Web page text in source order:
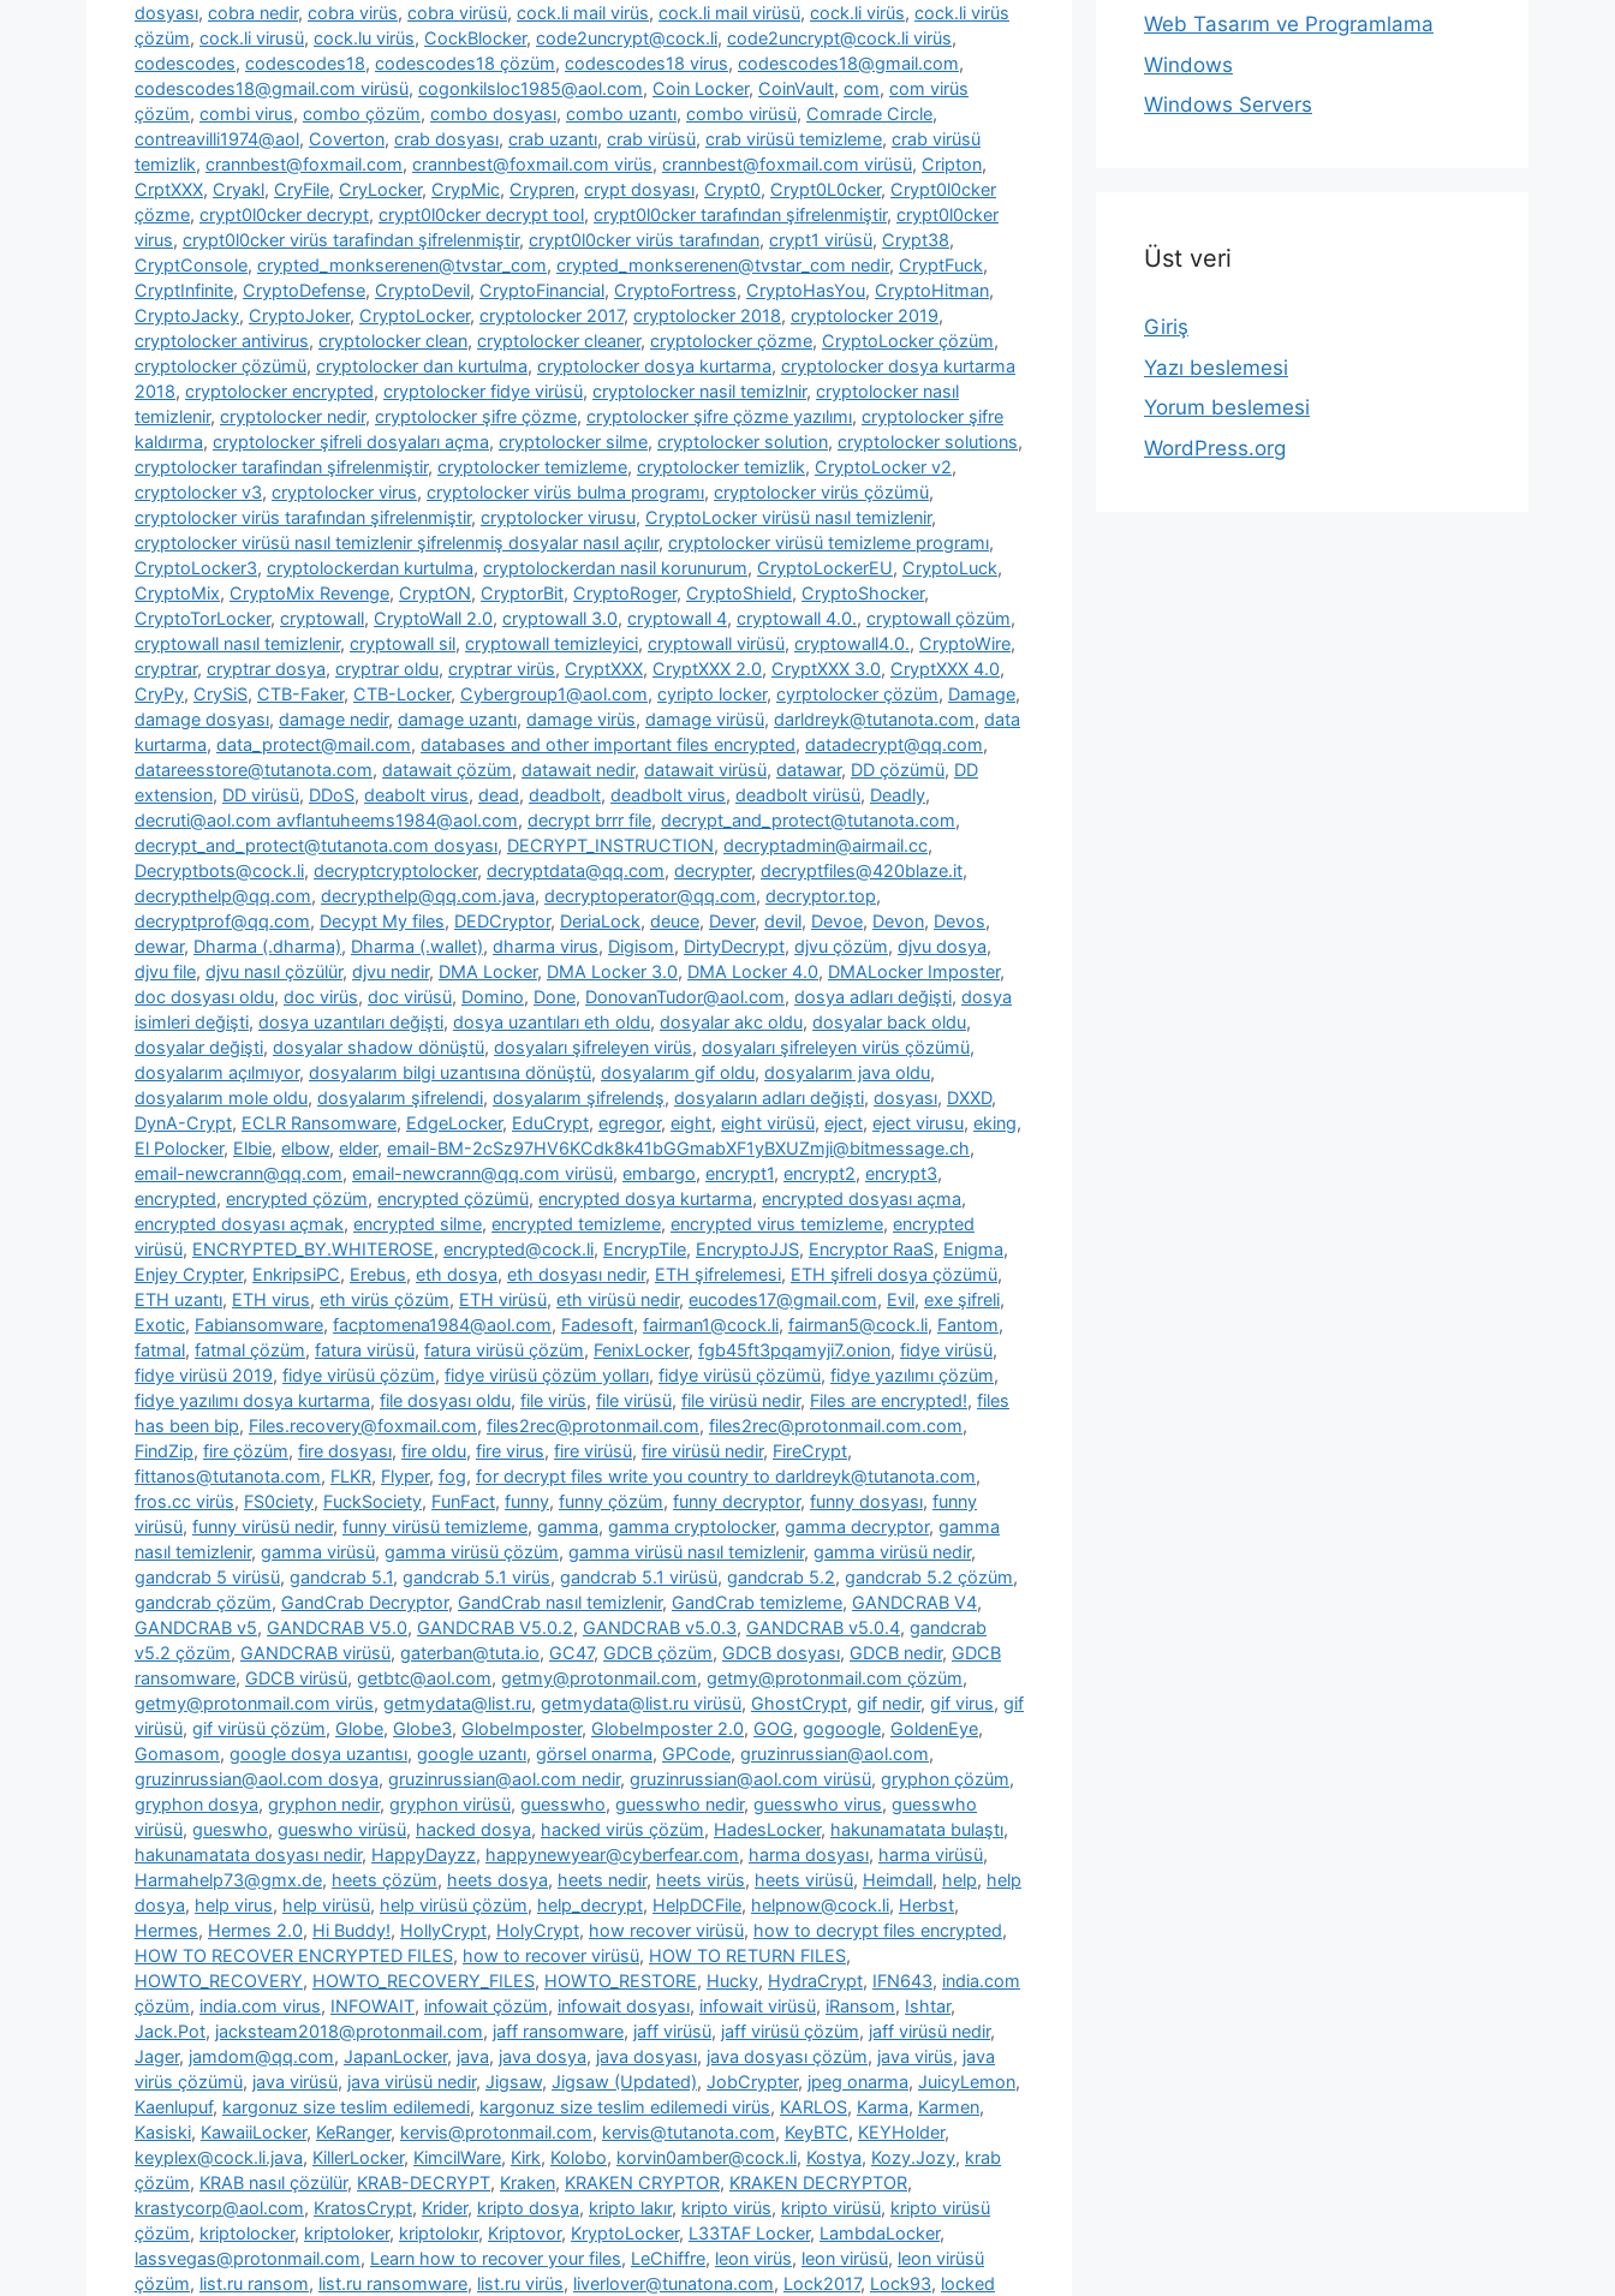
dosyası, cobra nedir, cobra virüs, cobra virüsü, cock.li mail virüs, cock.li mail virüsü, cock.li virüs, cock.li virüs
çözüm, cock.li virusü, cock.lu virüs, CockBlocker, code2uncrypt@cock.li, code2uncrypt@cock.li virüs,
codescodes, codescodes18, codescodes18 çözüm, codescodes18 virus, codescodes18@gmail.com,
codescodes18@gmail.com virüsü, cogonkilsloc1985@aol.com, Coin Locker, CoinVault, com, com virüs
çözüm, combi virus, combo çözüm, combo dosyası, combo uzantı, combo virüsü, Comrade Circle,
contreavilli1974@aol, Coverton, crab dosyası, crab uzantı, crab virüsü, crab virüsü temizleme, crab virüsü
temizlik, crannbest@foxmail.com, crannbest@foxmail.com virüs, crannbest@foxmail.com virüsü, Cripton,
CrptXXX, Cryakl, CryFile, CryLocker, CrypMic, Crypren, crypt dosyası, Crypt0, Crypt0L0cker, Crypt0l0cker
çözme, crypt0l0cker decrypt, crypt0l0cker decrypt tool, crypt0l0cker tarafından şifrelenmiştir, crypt0l0cker
virus, crypt0l0cker virüs tarafindan şifrelenmiştir, crypt0l0cker virüs tarafından, crypt1 virüsü, Crypt38,
CryptConsole, crypted_monkserenen@tvstar_com, crypted_monkserenen@tvstar_com nedir, CryptFuck,
CryptInfinite, CryptoDefense, CryptoDevil, CryptoFinancial, CryptoFortress, CryptoHasYou, CryptoHitman,
CryptoJacky, CryptoJoker, CryptoLocker, cryptolocker 2017, cryptolocker 2018, cryptolocker 2019,
cryptolocker antivirus, cryptolocker clean, cryptolocker cleaner, cryptolocker çözme, CryptoLocker çözüm,
cryptolocker çözümü, cryptolocker dan kurtulma, cryptolocker dosya kurtarma, cryptolocker dosya kurtarma
2018, cryptolocker encrypted, cryptolocker fidye virüsü, cryptolocker nasil temizlnir, cryptolocker nasıl
temizlenir, cryptolocker nedir, cryptolocker şifre çözme, cryptolocker şifre çözme yazılımı, cryptolocker şifre
kaldırma, cryptolocker şifreli dosyaları açma, cryptolocker silme, cryptolocker solution, cryptolocker solutions,
cryptolocker tarafindan şifrelenmiştir, cryptolocker temizleme, cryptolocker temizlik, CryptoLocker v2,
cryptolocker v3, cryptolocker virus, cryptolocker virüs bulma programı, cryptolocker virüs çözümü,
cryptolocker virüs tarafından şifrelenmiştir, cryptolocker virusu, CryptoLocker virüsü nasıl temizlenir,
cryptolocker virüsü nasıl temizlenir şifrelenmiş dosyalar nasıl açılır, cryptolocker virüsü temizleme programı,
CryptoLocker3, cryptolockerdan kurtulma, cryptolockerdan nasil korunurum, CryptoLockerEU, CryptoLuck,
CryptoMix, CryptoMix Revenge, CryptON, CryptorBit, CryptoRoger, CryptoShield, CryptoShocker,
CryptoTorLocker, cryptowall, CryptoWall 2.0, cryptowall 3.0, cryptowall 4, cryptowall 4.0., cryptowall çözüm,
cryptowall nasıl temizlenir, cryptowall sil, cryptowall temizleyici, cryptowall virüsü, cryptowall4.0., CryptoWire,
cryptrar, cryptrar dosya, cryptrar oldu, cryptrar virüs, CryptXXX, CryptXXX 2.0, CryptXXX 3.0, CryptXXX 4.0,
CryPy, CrySiS, CTB-Faker, CTB-Locker, Cybergroup1@aol.com, cyripto locker, cyrptolocker çözüm, Damage,
damage dosyası, damage nedir, damage uzantı, damage virüs, damage virüsü, darldreyk@tutanota.com, data
kurtarma, data_protect@mail.com, databases and other important files encrypted, datadecrypt@qq.com,
datareesstore@tutanota.com, datawait çözüm, datawait nedir, datawait virüsü, datawar, DD çözümü, DD
extension, DD virüsü, DDoS, deabolt virus, dead, deadbolt, deadbolt virus, deadbolt virüsü, Deadly,
decruti@aol.com avflantuheems1984@aol.com, decrypt brrr file, decrypt_and_protect@tutanota.com,
decrypt_and_protect@tutanota.com dosyası, DECRYPT_INSTRUCTION, decryptadmin@airmail.cc,
Decryptbots@cock.li, decryptcryptolocker, decryptdata@qq.com, decrypter, decryptfiles@420blaze.it,
decrypthelp@qq.com, decrypthelp@qq.com.java, decryptoperator@qq.com, decryptor.top,
decryptprof@qq.com, Decypt My files, DEDCryptor, DeriaLock, deuce, Dever, devil, Devoe, Devon, Devos,
dewar, Dharma (.dharma), Dharma (.wallet), dharma virus, Digisom, DirtyDecrypt, djvu çözüm, djvu dosya,
djvu file, djvu nasıl çözülür, djvu nedir, DMA Locker, DMA Locker 3.0, DMA Locker 4.0, DMALocker Imposter,
doc dosyası oldu, doc virüs, doc virüsü, Domino, Done, DonovanTudor@aol.com, dosya adları değişti, dosya
isimleri değişti, dosya uzantıları değişti, dosya uzantıları eth oldu, dosyalar akc oldu, dosyalar back oldu,
dosyalar değişti, dosyalar shadow dönüştü, dosyaları şifreleyen virüs, dosyaları şifreleyen virüs çözümü,
dosyalarım açılmıyor, dosyalarım bilgi uzantısına dönüştü, dosyalarım gif oldu, dosyalarım java oldu,
dosyalarım mole oldu, dosyalarım şifrelendi, dosyalarım şifrelendş, dosyaların adları değişti, dosyası, DXXD,
DynA-Crypt, ECLR Ransomware, EdgeLocker, EduCrypt, egregor, eight, eight virüsü, eject, eject virusu, eking,
El Polocker, Elbie, elbow, elder, email-BM-2cSz97HV6KCdk8k41bGGmabXF1yBXUZmji@bitmessage.ch,
email-newcrann@qq.com, email-newcrann@qq.com virüsü, embargo, encrypt1, encrypt2, encrypt3,
encrypted, encrypted çözüm, encrypted çözümü, encrypted dosya kurtarma, encrypted dosyası açma,
encrypted dosyası açmak, encrypted silme, encrypted temizleme, encrypted virus temizleme, encrypted
virüsü, ENCRYPTED_BY.WHITEROSE, encrypted@cock.li, EncrypTile, EncryptoJJS, Encryptor RaaS, Enigma,
Enjey Crypter, EnkripsiPC, Erebus, eth dosya, eth dosyası nedir, ETH şifrelemesi, ETH şifreli dosya çözümü,
ETH uzantı, ETH virus, eth virüs çözüm, ETH virüsü, eth virüsü nedir, eucodes17@gmail.com, Evil, exe şifreli,
Exotic, Fabiansomware, facptomena1984@aol.com, Fadesoft, fairman1@cock.li, fairman5@cock.li, Fantom,
fatmal, fatmal çözüm, fatura virüsü, fatura virüsü çözüm, FenixLocker, fgb45ft3pqamyji7.onion, fidye virüsü,
fidye virüsü 2019, fidye virüsü çözüm, fidye virüsü çözüm yolları, fidye virüsü çözümü, fidye yazılımı çözüm,
fidye yazılımı dosya kurtarma, file dosyası oldu, file virüs, file virüsü, file virüsü nedir, Files are encrypted!, files
has been bip, Files.recovery@foxmail.com, files2rec@protonmail.com, files2rec@protonmail.com.com,
FindZip, fire çözüm, fire dosyası, fire oldu, fire virus, fire virüsü, fire virüsü nedir, FireCrypt,
fittanos@tutanota.com, FLKR, Flyper, fog, for decrypt files write you country to darldreyk@tutanota.com,
fros.cc virüs, FS0ciety, FuckSociety, FunFact, funny, funny çözüm, funny decryptor, funny dosyası, funny
virüsü, funny virüsü nedir, funny virüsü temizleme, gamma, gamma cryptolocker, gamma decryptor, gamma
nasıl temizlenir, gamma virüsü, gamma virüsü çözüm, gamma virüsü nasıl temizlenir, gamma virüsü nedir,
gandcrab 5 virüsü, gandcrab 5.1, gandcrab 5.1 virüs, gandcrab 5.1 virüsü, gandcrab 5.2, gandcrab 5.2 çözüm,
gandcrab çözüm, GandCrab Decryptor, GandCrab nasıl temizlenir, GandCrab temizleme, GANDCRAB V4,
GANDCRAB v5, GANDCRAB V5.0, GANDCRAB V5.0.2, GANDCRAB v5.0.3, GANDCRAB v5.0.4, gandcrab
v5.2 çözüm, GANDCRAB virüsü, gaterban@tuta.io, GC47, GDCB çözüm, GDCB dosyası, GDCB nedir, GDCB
ransomware, GDCB virüsü, getbtc@aol.com, getmy@protonmail.com, getmy@protonmail.com çözüm,
getmy@protonmail.com virüs, getmydata@list.ru, getmydata@list.ru virüsü, GhostCrypt, gif nedir, gif virus, gif
virüsü, gif virüsü çözüm, Globe, Globe3, GlobeImposter, GlobeImposter 2.0, GOG, gogoogle, GoldenEye,
Gomasom, google dosya uzantısı, google uzantı, görsel onarma, GPCode, gruzinrussian@aol.com,
gruzinrussian@aol.com dosya, gruzinrussian@aol.com nedir, gruzinrussian@aol.com virüsü, gryphon çözüm,
gryphon dosya, gryphon nedir, gryphon virüsü, guesswho, guesswho nedir, guesswho virus, guesswho
virüsü, gueswho, gueswho virüsü, hacked dosya, hacked virüs çözüm, HadesLocker, hakunamatata bulaştı,
hakunamatata dosyası nedir, HappyDayzz, happynewyear@cyberfear.com, harma dosyası, harma virüsü,
Harmahelp73@gmx.de, heets çözüm, heets dosya, heets nedir, heets virüs, heets virüsü, Heimdall, help, help
dosya, help virus, help virüsü, help virüsü çözüm, help_decrypt, HelpDCFile, helpnow@cock.li, Herbst,
Hermes, Hermes 2.0, Hi Buddy!, HollyCrypt, HolyCrypt, how recover virüsü, how to decrypt files encrypted,
HOW TO RECOVER ENCRYPTED FILES, how to recover virüsü, HOW TO RETURN FILES,
HOWTO_RECOVERY, HOWTO_RECOVERY_FILES, HOWTO_RESTORE, Hucky, HydraCrypt, IFN643, india.com
çözüm, india.com virus, INFOWAIT, infowait çözüm, infowait dosyası, infowait virüsü, iRansom, Ishtar,
Jack.Pot, jacksteam2018@protonmail.com, jaff ransomware, jaff virüsü, jaff virüsü çözüm, jaff virüsü nedir,
Jager, jamdom@qq.com, JapanLocker, java, java dosya, java dosyası, java dosyası çözüm, java virüs, java
virüs çözümü, java virüsü, java virüsü nedir, Jigsaw, Jigsaw (Updated), JobCrypter, jpeg onarma, JuicyLemon,
Kaenlupuf, kargonuz size teslim edilemedi, kargonuz size teslim edilemedi virüs, KARLOS, Karma, Karmen,
Kasiski, KawaiiLocker, KeRanger, kervis@protonmail.com, kervis@tutanota.com, KeyBTC, KEYHolder,
keyplex@cock.li.java, KillerLocker, KimcilWare, Kirk, Kolobo, korvin0amber@cock.li, Kostya, Kozy.Jozy, krab
çözüm, KRAB nasıl çözülür, KRAB-DECRYPT, Kraken, KRAKEN CRYPTOR, KRAKEN DECRYPTOR,
krastycorp@aol.com, KratosCrypt, Krider, kripto dosya, kripto lakır, kripto virüs, kripto virüsü, kripto virüsü
çözüm, kriptolocker, kriptoloker, kriptolokır, Kriptovor, KryptoLocker, L33TAF Locker, LambdaLocker,
lassvegas@protonmail.com, Learn how to recover your files, LeChiffre, leon virüs, leon virüsü, leon virüsü
çözüm, list.ru ransom, list.ru ransomware, list.ru virüs, liverlover@tunatona.com, Lock2017, Lock93, locked
Web Tasarım ve Programlama
Windows
Windows Servers
Üst veri
Giriş
Yazı beslemesi
Yorum beslemesi
WordPress.org